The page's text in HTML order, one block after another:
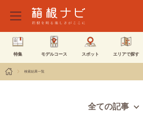
特集 モデルコース スポット エリアで探す
検索結果一覧
全ての記事